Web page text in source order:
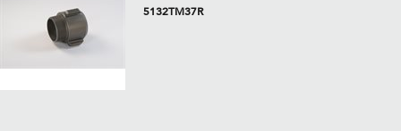
5132TM37R